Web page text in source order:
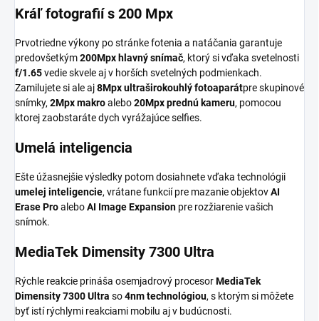
Kráľ fotografií s 200 Mpx
Prvotriedne výkony po stránke fotenia a natáčania garantuje
predovšetkým200Mpx hlavný snímač, ktorý si vďaka svetelnosti
f/1.65vedie skvele aj v horších svetelných podmienkach.
Zamilujete si ale aj8Mpx ultraširokouhlý fotoaparátpre skupinové
snímky, 2Mpx makroalebo20Mpx prednú kameru, pomocou
ktorej zaobstaráte dych vyrážajúce selfies.
Umelá inteligencia
Ešte úžasnejšie výsledky potom dosiahnete vďaka technológii
umelej inteligencie, vrátane funkcií pre mazanie objektovAI
Erase ProaleboAI Image Expansion pre rozžiarenie vašich
snímok.
MediaTek Dimensity 7300 Ultra
Rýchle reakcie prináša osemjadrový procesorMediaTek
Dimensity 7300 Ultra so4nm technológiou, s ktorým si môžete
byť istí rýchlymi reakciami mobilu aj v budúcnosti.